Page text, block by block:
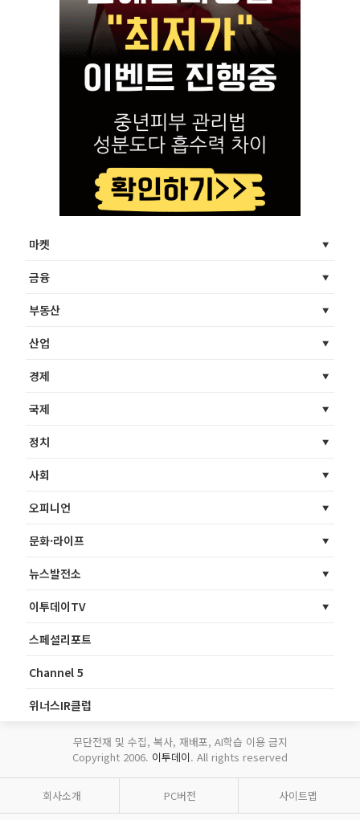
마켓
금융
부동산
산업
경제
국제
정치
사회
오피니언
문화·라이프
뉴스발전소
이투데이TV
스페셜리포트
Channel 5
위너스IR클럽
무단전재 및 수집, 복사, 재배포, AI학습 이용 금지
Copyright 2006. 이투데이. All rights reserved
회사소개 PC버전 사이트맵